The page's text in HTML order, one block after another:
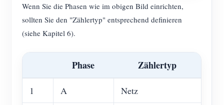
Wenn Sie die Phasen wie im obigen Bild einrichten,
sollten Sie den "Zählertyp" entsprechend definieren
(siehe Kapitel 6).
Phase Zählertyp
1 A Netz